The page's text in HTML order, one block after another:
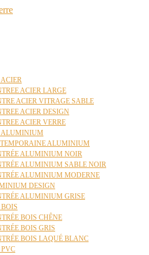
ACIER
ACIER LARGE
ACIER VITRAGE SABLE
ACIER DESIGN
ACIER VERRE
ALUMINIUM
ALUMINIUM
ALUMINIUM NOIR
ALUMINIUM SABLE NOIR
ALUMINIUM MODERNE
DESIGN
ALUMINIUM GRISE
BOIS
BOIS CHÊNE
BOIS GRIS
BOIS LAQUÉ BLANC
PVC